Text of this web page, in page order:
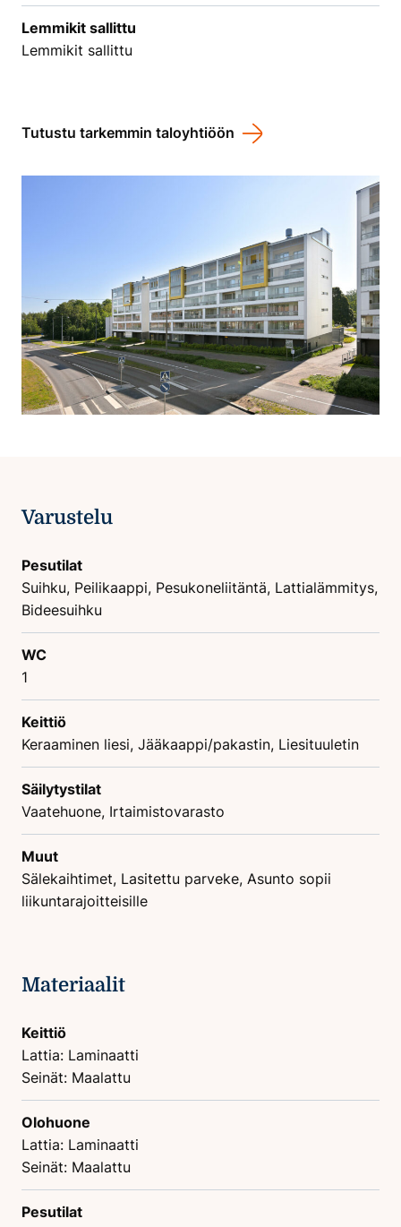
Lemmikit sallittu
Lemmikit sallittu
Tutustu tarkemmin taloyhtiöön
Varustelu
Pesutilat
Suihku, Peilikaappi, Pesukoneliitäntä, Lattialämmitys,
Bideesuihku
WC
1
Keittiö
Keraaminen liesi, Jääkaappi/pakastin, Liesituuletin
Säilytystilat
Vaatehuone, Irtaimistovarasto
Muut
Sälekaihtimet, Lasitettu parveke, Asunto sopii
liikuntarajoitteisille
Materiaalit
Keittiö
Lattia: Laminaatti
Seinät: Maalattu
Olohuone
Lattia: Laminaatti
Seinät: Maalattu
Pesutilat